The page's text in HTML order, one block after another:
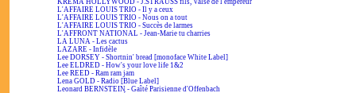
KRÉMA HOLLYWOOD - J.STRAUSS fils, Valse de l'empereur
L'AFFAIRE LOUIS TRIO - Il y a ceux
L'AFFAIRE LOUIS TRIO - Nous on a tout
L'AFFAIRE LOUIS TRIO - Succès de larmes
L'AFFRONT NATIONAL - Jean-Marie tu charries
LA LUNA - Les cactus
LAZARE - Infidèle
Lee DORSEY - Shortnin' bread [monoface White Label]
Lee ELDRED - How's your love life 1&2
Lee REED - Ram ram jam
Lena GOLD - Radio [Blue Label]
Leonard BERNSTEIN - Gaîté Parisienne d'Offenbach